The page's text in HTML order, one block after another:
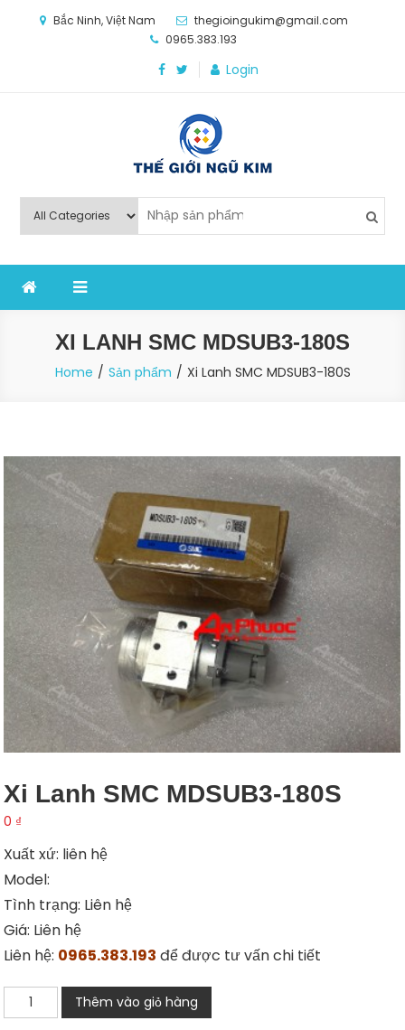
Bắc Ninh, Việt Nam
thegioingukim@gmail.com
0965.383.193
Login
Thế Giới Ngũ Kim
nghiệp sản xuất
XI LANH SMC MDSUB3-180S
Home Sản phẩm Xi Lanh SMC MDSUB3-180S
Xi Lanh SMC MDSUB3-180S
0 ₫
Xuất xứ: liên hệ
Model:
Tình trạng: Liên hệ
Giá: Liên hệ
Liên hệ: 0965.383.193 để được tư vấn chi tiết
Lanh
Thêm vào giỏ hàng